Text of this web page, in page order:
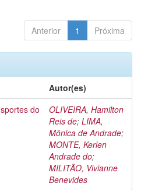
Anterior 1 Próxima
Autor(es)
do
OLIVEIRA, Hamilton
Reis de; LIMA,
Mônica de Andrade;
MONTE, Kerlen
Andrade do;
MILITÃO, Vivianne
Benevides